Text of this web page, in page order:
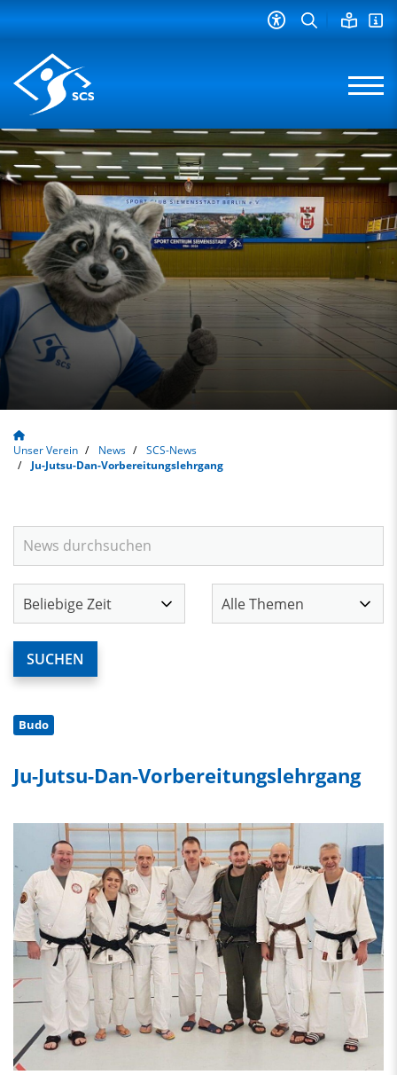
Unser Verein News
SCS-News
Ju-Jutsu-Dan-Vorbereitungslehrgang
Budo
Ju-Jutsu-Dan-Vorbereitungslehrgang